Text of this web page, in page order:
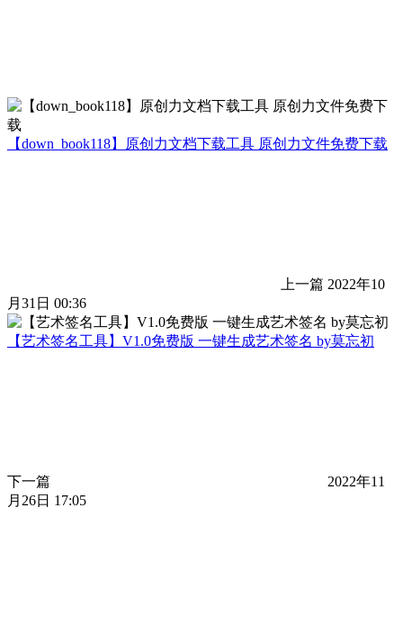
【down_book118】原创力文档下载工具 原创力文件免费下载
上一篇 2022年10
月31日 00:36
【艺术签名工具】V1.0免费版 一键生成艺术签名 by莫忘初
下一篇
2022年11
月26日 17:05